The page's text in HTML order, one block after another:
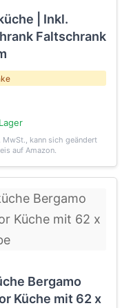
| Inkl.
Faltschrank
MwSt., kann sich geändert
auf Amazon.
Bergamo
Küche mit 62 x